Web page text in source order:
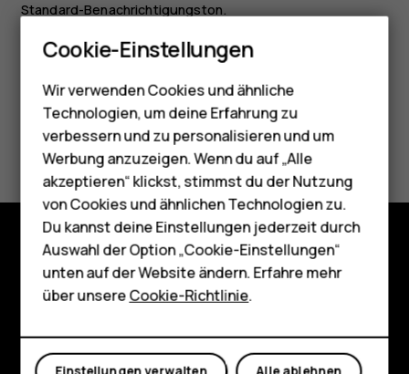
Smartphones
Feature Phones
Telefone für Senioren
Zubehör
HMD Terra M
Für Unternehmen
Tablets
Shop
Mein Konto
Standard-Benachrichtigungston.
Did you find this helpful?
Ja Nein
Shop
Über
Planet and people
Cookie-Einstellungen
Wir verwenden Cookies und ähnliche
Technologien, um deine Erfahrung zu
verbessern und zu personalisieren und um
Werbung anzuzeigen. Wenn du auf „Alle
akzeptieren“ klickst, stimmst du der Nutzung
von Cookies und ähnlichen Technologien zu.
Du kannst deine Einstellungen jederzeit durch
Auswahl der Option „Cookie-Einstellungen“
unten auf der Website ändern. Erfahre mehr
über unsereCookie-Richtlinie.